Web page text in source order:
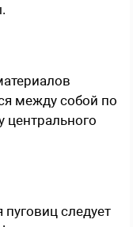
между собой по
центрального
следует